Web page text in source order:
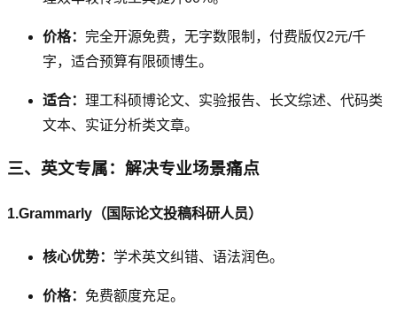
价格： 完全开源免费，无字数限制，付费版仅2元/千
字，适合预算有限硕博生。
适合： 理工科硕博论文、实验报告、长文综述、代码类
文本、实证分析类文章。
三、英文专属：解决专业场景痛点
1.Grammarly（国际论文投稿科研人员）
核心优势： 学术英文纠错、语法润色。
价格： 免费额度充足。